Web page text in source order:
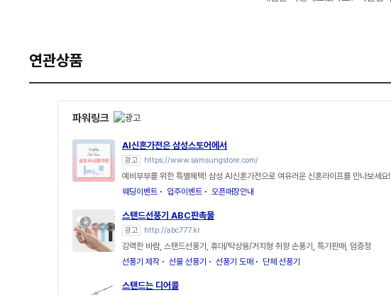
연관상품
파워링크
AI신혼가전은 삼성스토어에서
광고 https://www.samsungstore.com/
예비부부를 위한 특별혜택! 삼성 AI신혼가전으로 여유러운 신혼라이프를 만나보세요!
웨딩이벤트
입주이벤트 오픈매장안내
스탠드선풍기 ABC판촉물
광고 http://abc777.kr
강력한 바람, 스탠드선풍기, 휴대/탁상용/거치형 취향 손풍기, 특가판매, 덤증정
선풍기 제작
선물 선풍기 선풍기 도매 단체 선풍기
스탠드는 디어콜